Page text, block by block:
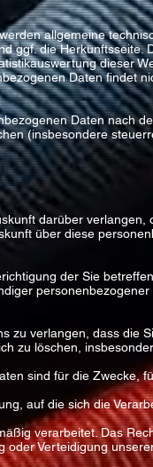
allgemeine
ggf. die
dieser
Daten findet
Daten nach
(insbesondere
darüber
über diese
der Sie
personenbezogener
zu verlangen, dass die
zu löschen,
sind für die Zwecke,
auf die sich die
verarbeitet. Das
oder Verteidigung